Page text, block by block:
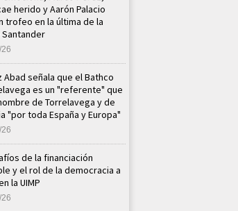
herido y Aarón Palacio
trofeo en la última de la
Abad señala que el Bathco
es un "referente" que
de Torrelavega y de
"por toda España y Europa"
de la financiación
y el rol de la democracia a
la UIMP